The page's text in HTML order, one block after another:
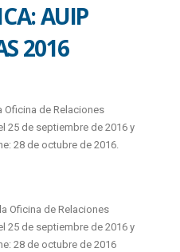
AUIP
2016
Oficina de Relaciones
25 de septiembre de 2016 y
28 de octubre de 2016.
Oficina de Relaciones
25 de septiembre de 2016 y
28 de octubre de 2016